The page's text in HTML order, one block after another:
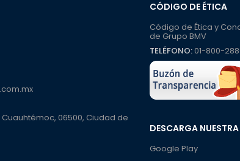
CÓDIGO DE ÉTICA
Código de Ética y
de Grupo BMV
TELÉFONO:01-800-
DESCARGA
Google Play
06500, Ciudad de